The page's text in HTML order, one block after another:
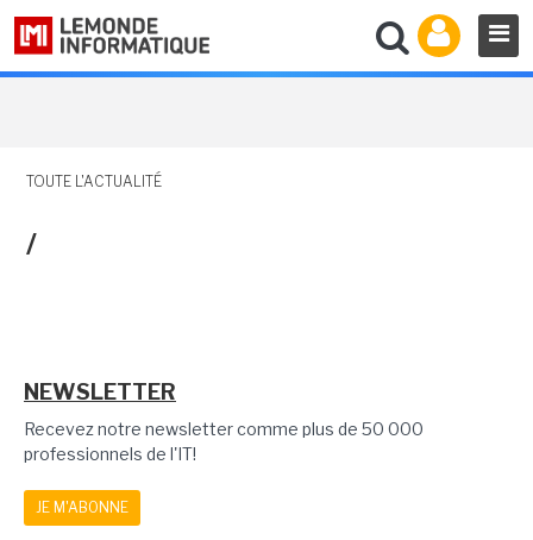
TOUTE L'ACTUALITÉ
/
NEWSLETTER
Recevez notre newsletter comme plus de 50 000
professionnels de l'IT!
JE M'ABONNE